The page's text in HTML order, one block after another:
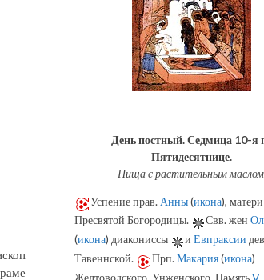
День постный.Седмица 10-я
Пятидесятнице.
Пища с растительным
Успение прав. Анны(икона), матери
Пресвятой Богородицы.
Свв. жен
(икона) диакониссы и Евпраксии
Тавеннской.
Прп.Макария(икона)
Желтоводского, Унженского. ПамятьV